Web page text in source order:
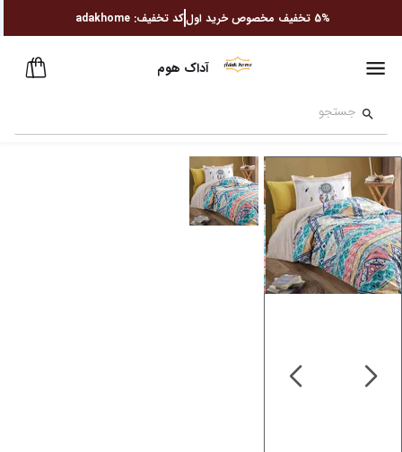
5% تخفیف مخصوص خرید اولکد تخفیف:adakhome
آداک هوم